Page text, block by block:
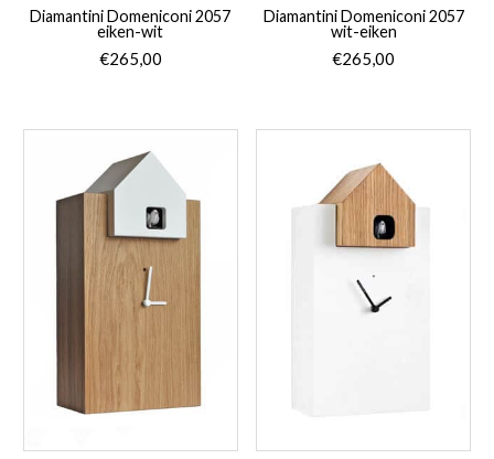
Diamantini Domeniconi 2057
eiken-wit
€265,00
Diamantini Domeniconi 2057
wit-eiken
€265,00